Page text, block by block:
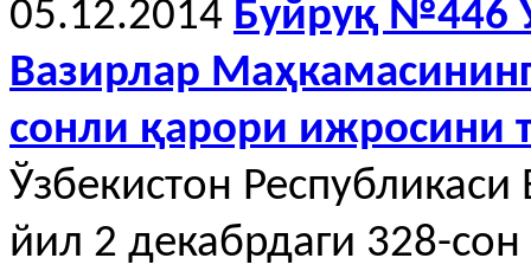
05.12.2014 Буйруқ №446
Вазирлар
сонли қарори ижросини
Ўзбекистон
йил 2 декабрдаги 328-